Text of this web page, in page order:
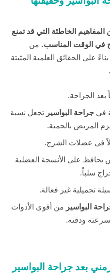
الخاطئة التي قد تمنع
في الوقت المناسب. من
على الحقائق العلمية المثبتة
بعد الجراحة.
في جراحة البواسير تجعل نسبة
في عضلات الشرج.
يحافظ على الأنسجة العضلية
سلباً.
تجميلية غير فعالة.
البواسير من أقوى الأدوات
ودقته.
بعد جراحة البواسير